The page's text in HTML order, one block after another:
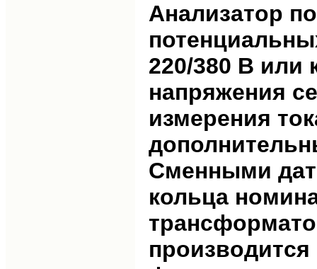
Анализатор
220/380 В или
напряжения
измерения
Сменными
кольца